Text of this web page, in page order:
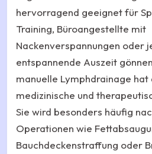
hervorragend geeignet für
Training, Büroangestellte mit
Nackenverspannungen oder
entspannende Auszeit
manuelle Lymphdrainage
medizinische und
Sie wird besonders häufig
Operationen wie
Bauchdeckenstraffung oder